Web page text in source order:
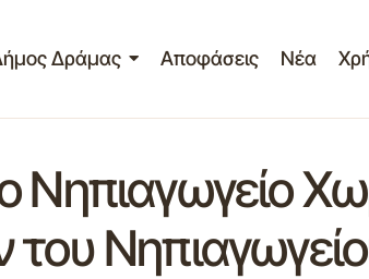
Δράμας Αποφάσεις Νέα
Νηπιαγωγείο